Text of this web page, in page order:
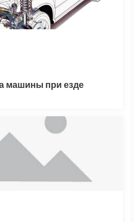
машины при езде